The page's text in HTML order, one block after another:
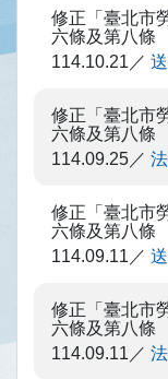
修正「臺北市
六條及第八條
114.10.21
修正「臺北市
六條及第八條
114.09.25
修正「臺北市
六條及第八條
114.09.11
修正「臺北市
六條及第八條
114.09.11